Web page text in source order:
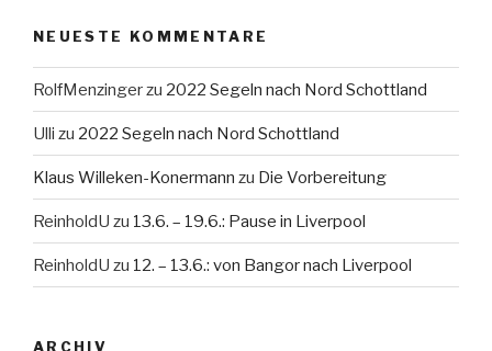
NEUESTE KOMMENTARE
RolfMenzingerzu 2022 Segeln nach Nord Schottland
Ulli zu 2022 Segeln nach Nord Schottland
Klaus Willeken-Konermann zu Die Vorbereitung
ReinholdU zu 13.6. – 19.6.: Pause in Liverpool
ReinholdU zu 12. – 13.6.: von Bangor nach Liverpool
ARCHIV